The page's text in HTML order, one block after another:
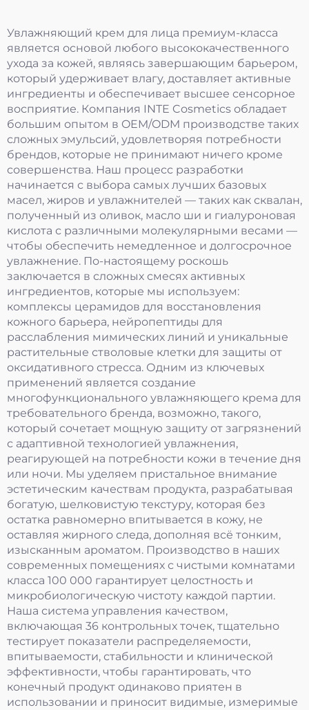
Увлажняющий крем для лица премиум-класса
является основой любого высококачественного
ухода за кожей, являясь завершающим барьером,
который удерживает влагу, доставляет активные
ингредиенты и обеспечивает высшее сенсорное
восприятие. Компания INTE Cosmetics обладает
большим опытом в OEM/ODM производстве таких
сложных эмульсий, удовлетворяя потребности
брендов, которые не принимают ничего кроме
совершенства. Наш процесс разработки
начинается с выбора самых лучших базовых
масел, жиров и увлажнителей — таких как сквалан,
полученный из оливок, масло ши и гиалуроновая
кислота с различными молекулярными весами —
чтобы обеспечить немедленное и долгосрочное
увлажнение. По-настоящему роскошь
заключается в сложных смесях активных
ингредиентов, которые мы используем:
комплексы церамидов для восстановления
кожного барьера, нейропептиды для
расслабления мимических линий и уникальные
растительные стволовые клетки для защиты от
оксидативного стресса. Одним из ключевых
применений является создание
многофункционального увлажняющего крема для
требовательного бренда, возможно, такого,
который сочетает мощную защиту от загрязнений
с адаптивной технологией увлажнения,
реагирующей на потребности кожи в течение дня
или ночи. Мы уделяем пристальное внимание
эстетическим качествам продукта, разрабатывая
богатую, шелковистую текстуру, которая без
остатка равномерно впитывается в кожу, не
оставляя жирного следа, дополняя всё тонким,
изысканным ароматом. Производство в наших
современных помещениях с чистыми комнатами
класса 100 000 гарантирует целостность и
микробиологическую чистоту каждой партии.
Наша система управления качеством,
включающая 36 контрольных точек, тщательно
тестирует показатели распределяемости,
впитываемости, стабильности и клинической
эффективности, чтобы гарантировать, что
конечный продукт одинаково приятен в
использовании и приносит видимые, измеримые